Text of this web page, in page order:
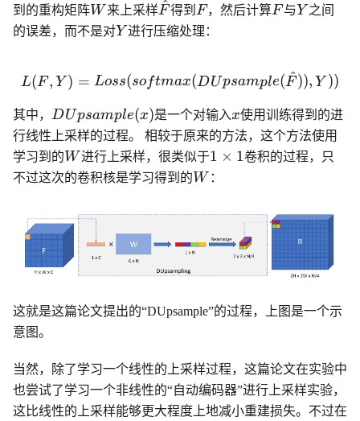
到的重构矩阵W
W 来上采样\hat{F}
F
^得到 F
F ，然后计算F
F 与Y
Y 之间
的误差，而不是对Y
Y 进行压缩处理：
L(F, Y) =
L(F, Y ) = Loss(softmax(DUpsample(F
^)), Y ))
其中， DUpsample(x)
DUpsample(x)是一个对输入x
x使用训练得到的进
行线性上采样的过程。 相较于原来的方法，这个方法使用
学习到的W
W进行上采样，很类似于1\times
1
1 × 1卷积的过程，只
不过这次的卷积核是学习得到的W
W ：
这就是这篇论文提出的“DUpsample”的过程，上图是一个示
意图。
当然，除了学习一个线性的上采样过程，这篇论文在实验中
也尝试了学习一个非线性的“自动编码器”进行上采样实验，
这比线性的上采样能够更大程度上地减小重建损失。不过在